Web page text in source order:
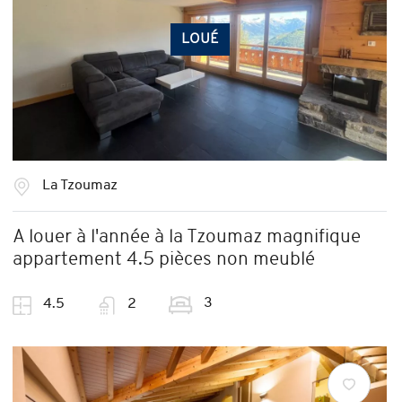
LOUÉ
La Tzoumaz
A louer à l'année à la Tzoumaz magnifique
appartement 4.5 pièces non meublé
4.5 2 3